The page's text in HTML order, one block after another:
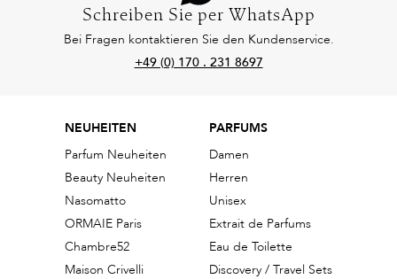
Schreiben Sie per WhatsApp
Bei Fragen kontaktieren Sie den Kundenservice.
+49 (0) 170 . 231 8697
NEUHEITEN
Parfum Neuheiten
Beauty Neuheiten
Nasomatto
ORMAIE Paris
Chambre52
Maison Crivelli
PARFUMS
Damen
Herren
Unisex
Extrait de Parfums
Eau de Toilette
Discovery / Travel Sets